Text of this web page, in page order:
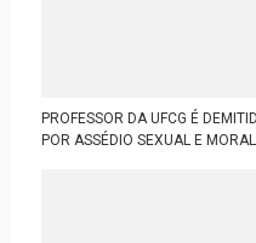
PROFESSOR DA UFCG É
POR ASSÉDIO SEXUAL E